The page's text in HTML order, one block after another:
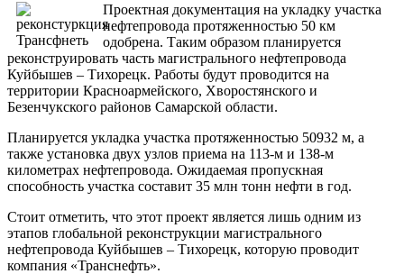
Проектная документация на укладку участка
нефтепровода протяженностью 50 км
одобрена. Таким образом планируется
реконструировать часть магистрального нефтепровода
Куйбышев – Тихорецк. Работы будут проводится на
территории Красноармейского, Хворостянского и
Безенчукского районов Самарской области.
Планируется укладка участка протяженностью 50932 м, а
также установка двух узлов приема на 113-м и 138-м
километрах нефтепровода. Ожидаемая пропускная
способность участка составит 35 млн тонн нефти в год.
Стоит отметить, что этот проект является лишь одним из
этапов глобальной реконструкции магистрального
нефтепровода Куйбышев – Тихорецк, которую проводит
компания «Транснефть».